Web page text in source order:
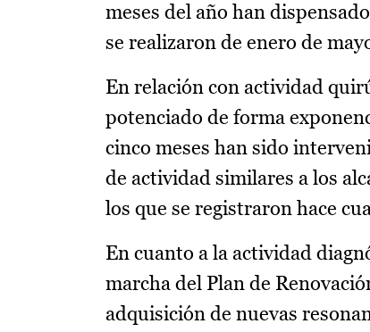
meses del año han
se realizaron de enero de
En relación con actividad
potenciado de forma
cinco meses han sido
de actividad similares a los
los que se registraron hace
En cuanto a la actividad
marcha del Plan de
adquisición de nuevas